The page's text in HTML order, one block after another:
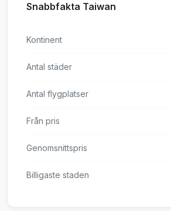
Snabbfakta Taiwan
Kontinent
Antal städer
Antal flygplatser
Från pris
Genomsnittspris
Billigaste staden